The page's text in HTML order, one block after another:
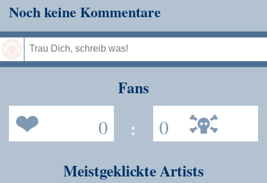
Noch keine Kommentare
Fans
0 : 0
Meistgeklickte Artists